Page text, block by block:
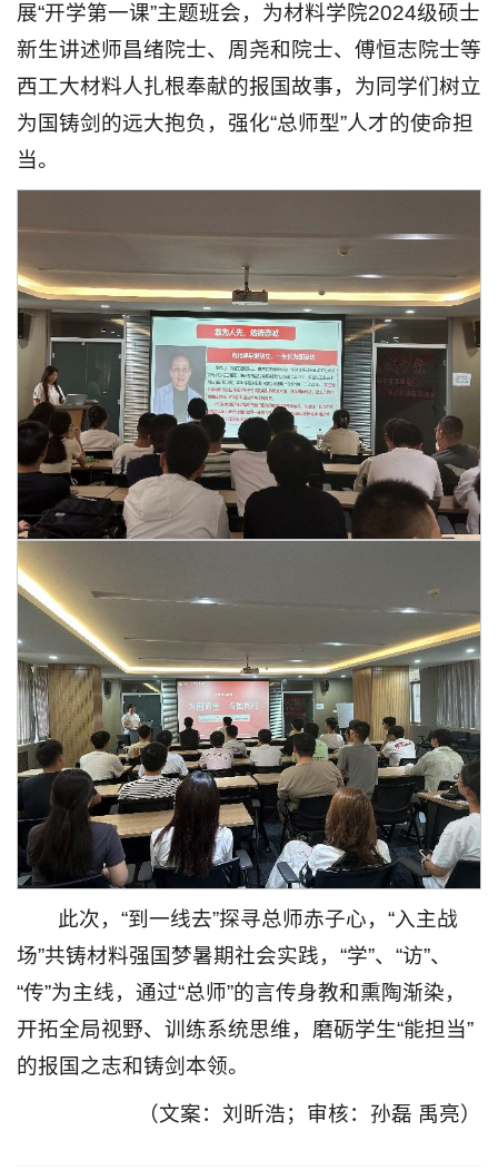
展“开学第一课”主题班会，为材料学院2024级硕士
新生讲述师昌绪院士、周尧和院士、傅恒志院士等
西工大材料人扎根奉献的报国故事，为同学们树立
为国铸剑的远大抱负，强化“总师型”人才的使命担
当。
此次，“到一线去”探寻总师赤子心，“入主战
场”共铸材料强国梦暑期社会实践，“学”、“访”、
“传”为主线，通过“总师”的言传身教和熏陶渐染，
开拓全局视野、训练系统思维，磨砺学生“能担当”
的报国之志和铸剑本领。
（文案：刘昕浩；审核：孙磊 禹亮）